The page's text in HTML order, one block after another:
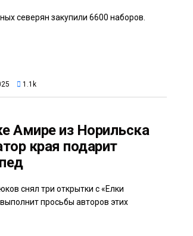
северян закупили 6600 наборов.
1.1k
Амире из Норильска
края подарит
снял три открытки с «Елки
просьбы авторов этих